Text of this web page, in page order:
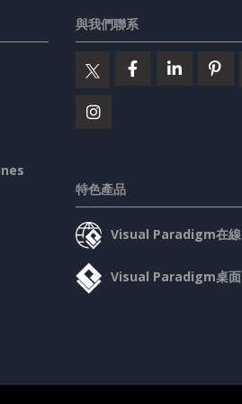
與我們聯系
特色產品
Visual Paradigm在線
Visual Paradigm桌面